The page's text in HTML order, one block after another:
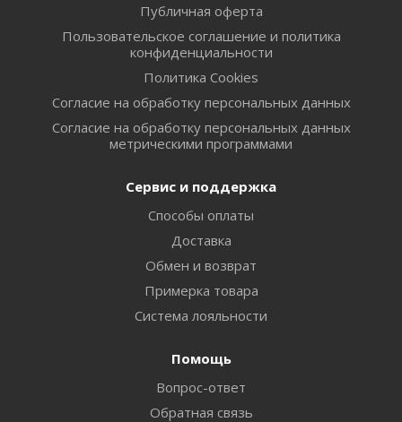
Публичная оферта
Пользовательское соглашение и политика
конфиденциальности
Политика Cookies
Согласие на обработку персональных данных
Согласие на обработку персональных данных
метрическими программами
Сервис и поддержка
Способы оплаты
Доставка
Обмен и возврат
Примерка товара
Система лояльности
Помощь
Вопрос-ответ
Обратная связь